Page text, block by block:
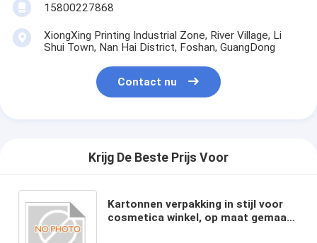
15800227868
XiongXing Printing Industrial Zone, River Village, Li
Shui Town, Nan Hai District, Foshan, GuangDong
Contact nu
Krijg De Beste Prijs Voor
Kartonnen verpakking in stijl voor
cosmetica winkel, op maat gemaakt